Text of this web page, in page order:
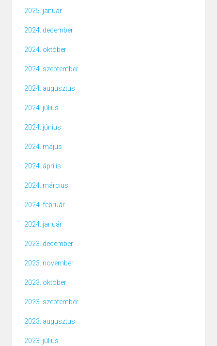
2025. január
2024. december
2024. október
2024. szeptember
2024. augusztus
2024. július
2024. június
2024. május
2024. április
2024. március
2024. február
2024. január
2023. december
2023. november
2023. október
2023. szeptember
2023. augusztus
2023. július